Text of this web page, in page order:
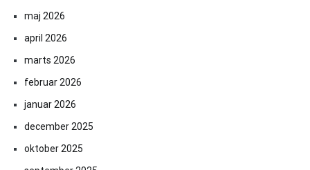
maj 2026
april 2026
marts 2026
februar 2026
januar 2026
december 2025
oktober 2025